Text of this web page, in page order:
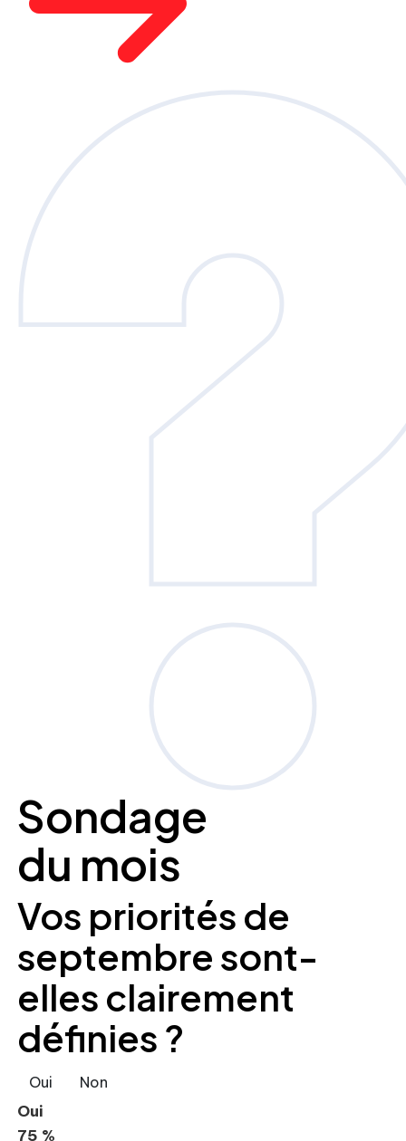
Sondage
du mois
Vos priorités de
septembre sont-
elles clairement
définies ?
Oui Non
Oui
75 %